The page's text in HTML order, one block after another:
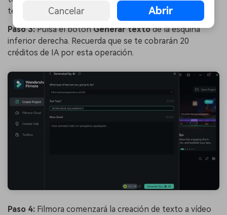
tema.
Paso 3:Pulsa el botónGenerar textode la esquina
inferior derecha. Recuerda que se te cobrarán 20
créditos de IA por esta operación.
Paso 4: Filmora comenzará la creación de texto a vídeo
Cancelar Abrir